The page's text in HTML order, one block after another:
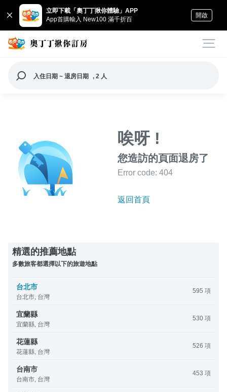
立即下載「奧丁丁揪你體驗」APP
App首購輸入 New100 滿千折百
開啟
入住日期 ~ 退房日期 , 2 人
唉呀 !
您造訪的頁面退房了
Error code: 404
返回首頁
精選的推薦地點
多數旅客都選擇以下的旅遊地點
台北市
台北市, 台灣
595 項
宜蘭縣
宜蘭縣, 台灣
530 項
花蓮縣
花蓮縣, 台灣
526 項
台南市
台南市, 台灣
453 項